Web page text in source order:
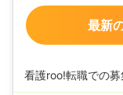
最新
看護roo!転職での